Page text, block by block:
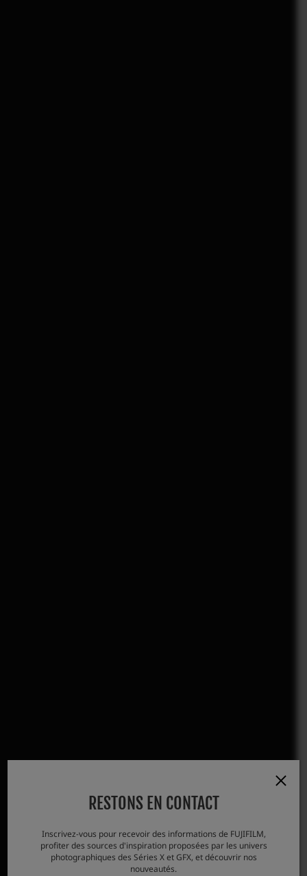
RESTONS EN CONTACT
Inscrivez-vous pour recevoir des informations de FUJIFILM,
profiter des sources d'inspiration proposées par les univers
photographiques des Séries X et GFX, et découvrir nos
nouveautés.